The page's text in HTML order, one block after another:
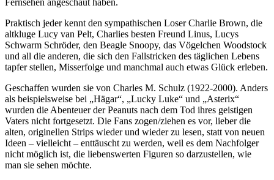
Fernsehen angeschaut haben.
Praktisch jeder kennt den sympathischen Loser Charlie Brown, die
altkluge Lucy van Pelt, Charlies besten Freund Linus, Lucys
Schwarm Schröder, den Beagle Snoopy, das Vögelchen Woodstock
und all die anderen, die sich den Fallstricken des täglichen Lebens
tapfer stellen, Misserfolge und manchmal auch etwas Glück erleben.
Geschaffen wurden sie von Charles M. Schulz (1922-2000). Anders
als beispielsweise bei „Hägar“, „Lucky Luke“ und „Asterix“
wurden die Abenteuer der Peanuts nach dem Tod ihres geistigen
Vaters nicht fortgesetzt. Die Fans zogen/ziehen es vor, lieber die
alten, originellen Strips wieder und wieder zu lesen, statt von neuen
Ideen – vielleicht – enttäuscht zu werden, weil es dem Nachfolger
nicht möglich ist, die liebenswerten Figuren so darzustellen, wie
man sie sehen möchte.